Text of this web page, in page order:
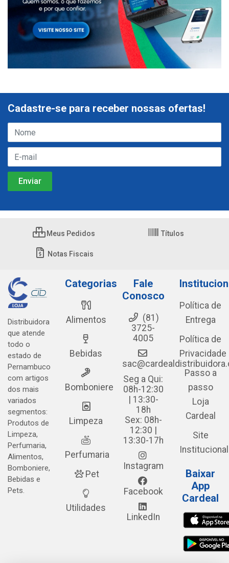
Cadastre-se para receber nossas ofertas!
Meus Pedidos Títulos
Notas Fiscais
Distribuidora
que atende
todo o
estado de
Pernambuco
com artigos
dos mais
variados
segmentos:
Produtos de
Limpeza,
Perfumaria,
Alimentos,
Bomboniere,
Bebidas e
Pets.
Categorias
Alimentos
Bebidas
Bomboniere
Limpeza
Perfumaria
Pet
Utilidades
Fale
Conosco
(81)
3725-
4005
Seg a Qui:
08h-12:30
| 13:30-
18h
Sex: 08h-
12:30 |
13:30-17h
Instagram
Facebook
LinkedIn
Política de
Entrega
Política de
Privacidade
Passo a
passo
Loja
Cardeal
Site
Institucional
Baixar
App
Cardeal